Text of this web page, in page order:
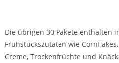
Die übrigen 30 Pakete enthalten
Frühstückszutaten wie
Creme, Trockenfrüchte und